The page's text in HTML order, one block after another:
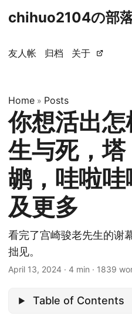
chihuo2104の部
友人帐 归档 关于
Home » Posts
你想活出怎
生与死，
鹕，哇啦
及更多
看完了宫崎骏老先生的谢
拙见。
April 13, 2024 · 4 min · 1839
Table of Contents